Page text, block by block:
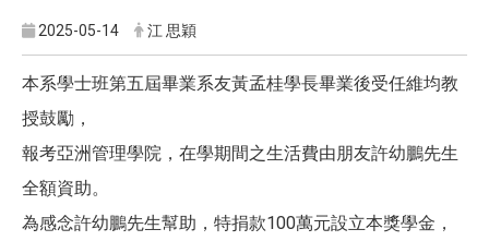
2025-05-14 江 思穎
本系學士班第五屆畢業系友黃孟桂學長畢業後受任維均教
授鼓勵，
報考亞洲管理學院，在學期間之生活費由朋友許幼鵬先生
全額資助。
為感念許幼鵬先生幫助，特捐款100萬元設立本獎學金，